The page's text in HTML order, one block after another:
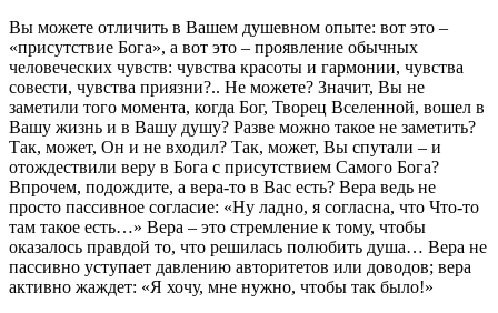
Вы можете отличить в Вашем душевном опыте: вот это –
«присутствие Бога», а вот это – проявление обычных
человеческих чувств: чувства красоты и гармонии, чувства
совести, чувства приязни?.. Не можете? Значит, Вы не
заметили того момента, когда Бог, Творец Вселенной, вошел в
Вашу жизнь и в Вашу душу? Разве можно такое не заметить?
Так, может, Он и не входил? Так, может, Вы спутали – и
отождествили веру в Бога с присутствием Самого Бога?
Впрочем, подождите, а вера-то в Вас есть? Вера ведь не
просто пассивное согласие: «Ну ладно, я согласна, что Что-то
там такое есть…» Вера – это стремление к тому, чтобы
оказалось правдой то, что решилась полюбить душа… Вера не
пассивно уступает давлению авторитетов или доводов; вера
активно жаждет: «Я хочу, мне нужно, чтобы так было!»